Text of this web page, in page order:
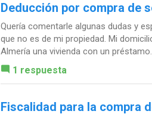
Deducción por compra de
Quería comentarle algunas dudas y
que no es de mi propiedad. Mi
Almería una vivienda con un
1 respuesta
Fiscalidad para la compra